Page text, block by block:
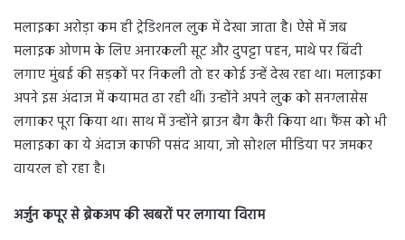
मलाइका अरोड़ा कम ही ट्रेडिशनल लुक में देखा जाता है। ऐसे में जब
मलाइक ओणम के लिए अनारकली सूट और दुपट्टा पहन, माथे पर बिंदी
लगाए मुंबई की सड़कों पर निकली तो हर कोई उन्हें देख रहा था। मलाइका
अपने इस अंदाज में कयामत ढा रही थीं। उन्होंने अपने लुक को सनग्लासेस
लगाकर पूरा किया था। साथ में उन्होंने ब्राउन बैग कैरी किया था। फैंस को भी
मलाइका का ये अंदाज काफी पसंद आया, जो सोशल मीडिया पर जमकर
वायरल हो रहा है।
अर्जुन कपूर से ब्रेकअप की खबरों पर लगाया विराम